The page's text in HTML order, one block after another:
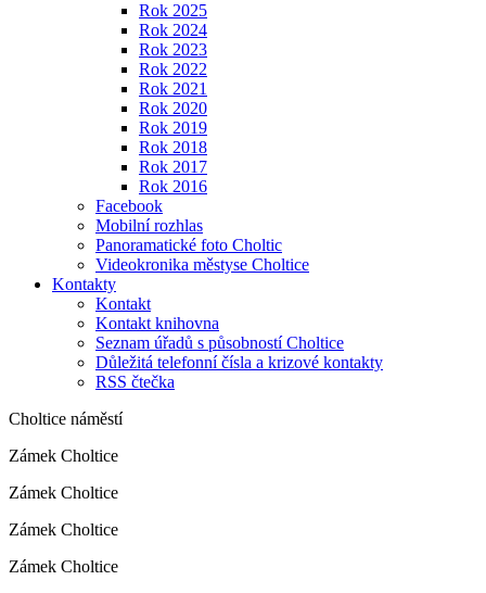
Rok 2025
Rok 2024
Rok 2023
Rok 2022
Rok 2021
Rok 2020
Rok 2019
Rok 2018
Rok 2017
Rok 2016
Facebook
Mobilní rozhlas
Panoramatické foto Choltic
Videokronika městyse Choltice
Kontakty
Kontakt
Kontakt knihovna
Seznam úřadů s působností Choltice
Důležitá telefonní čísla a krizové kontakty
RSS čtečka
Choltice náměstí
Zámek Choltice
Zámek Choltice
Zámek Choltice
Zámek Choltice